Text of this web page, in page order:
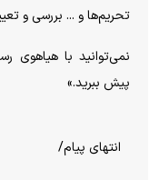
تحریم‌ها و ... بررسی و
نمی‌توانید با هیاهوی
پیش ببرید.»
انتهای پیام/